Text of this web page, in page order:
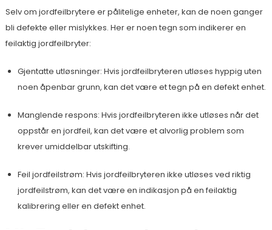
Selv om jordfeilbrytere er pålitelige enheter, kan de noen ganger
bli defekte eller mislykkes. Her er noen tegn som indikerer en
feilaktig jordfeilbryter:
Gjentatte utløsninger: Hvis jordfeilbryteren utløses hyppig uten
noen åpenbar grunn, kan det være et tegn på en defekt enhet.
Manglende respons: Hvis jordfeilbryteren ikke utløses når det
oppstår en jordfeil, kan det være et alvorlig problem som
krever umiddelbar utskifting.
Feil jordfeilstrøm: Hvis jordfeilbryteren ikke utløses ved riktig
jordfeilstrøm, kan det være en indikasjon på en feilaktig
kalibrering eller en defekt enhet.